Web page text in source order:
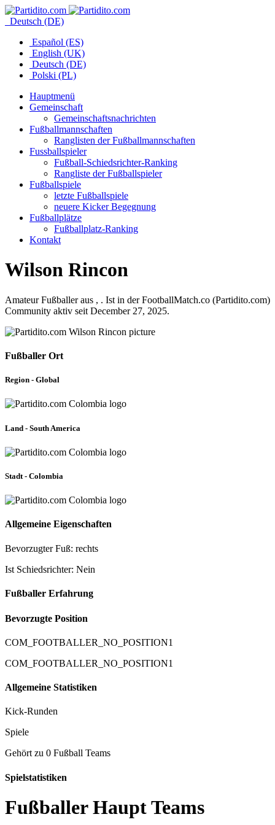
Deutsch (DE)
Español (ES)
English (UK)
Deutsch (DE)
Polski (PL)
Hauptmenü
Gemeinschaft
Gemeinschaftsnachrichten
Fußballmannschaften
Ranglisten der Fußballmannschaften
Fussballspieler
Fußball-Schiedsrichter-Ranking
Rangliste der Fußballspieler
Fußballspiele
letzte Fußballspiele
neuere Kicker Begegnung
Fußballplätze
Fußballplatz-Ranking
Kontakt
Wilson Rincon
Amateur Fußballer aus , . Ist in der FootballMatch.co (Partidito.com)
Community aktiv seit December 27, 2025.
Fußballer Ort
Region - Global
Land - South America
Stadt - Colombia
Allgemeine Eigenschaften
Bevorzugter Fuß: rechts
Ist Schiedsrichter: Nein
Fußballer Erfahrung
Bevorzugte Position
COM_FOOTBALLER_NO_POSITION1
COM_FOOTBALLER_NO_POSITION1
Allgemeine Statistiken
Kick-Runden
Spiele
Gehört zu 0 Fußball Teams
Spielstatistiken
Fußballer Haupt Teams